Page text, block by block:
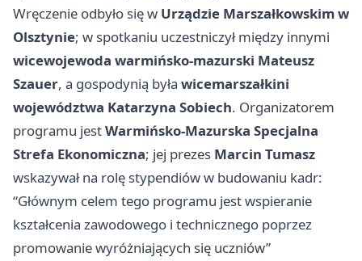
Wręczenie odbyło się w Urządzie Marszałkowskim w
Olsztynie; w spotkaniu uczestniczył między innymi
wicewojewoda warmińsko-mazurski Mateusz
Szauer, a gospodynią była wicemarszałkini
województwa Katarzyna Sobiech. Organizatorem
programu jestWarmińsko-Mazurska Specjalna
Strefa Ekonomiczna; jej prezes Marcin Tumasz
wskazywał na rolę stypendiów w budowaniu kadr:
“Głównym celem tego programu jest wspieranie
kształcenia zawodowego i technicznego poprzez
promowanie wyróżniających się uczniów”